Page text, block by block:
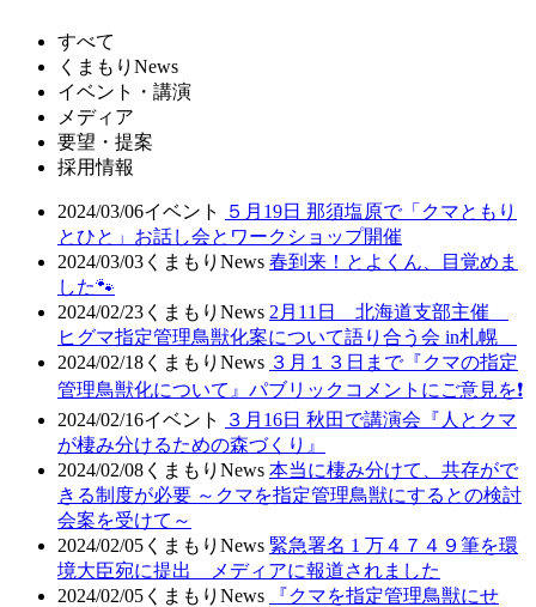
すべて
くまもりNews
イベント・講演
メディア
要望・提案
採用情報
2024/03/06イベント
５月19日 那須塩原で「クマともり
とひと」お話し会とワークショップ開催
2024/03/03 くまもりNews 春到来！とよくん、目覚めま
した🐾
2024/02/23 くまもりNews 2月11日 北海道支部主催
ヒグマ指定管理鳥獣化案について語り合う会 in札幌
2024/02/18 くまもりNews ３月１３日まで『クマの指定
管理鳥獣化について』パブリックコメントにご意見を❗
2024/02/16イベント
３月16日 秋田で講演会『人とクマ
が棲み分けるための森づくり』
2024/02/08 くまもりNews 本当に棲み分けて、共存がで
きる制度が必要 ～クマを指定管理鳥獣にするとの検討
会案を受けて～
2024/02/05 くまもりNews 緊急署名 1 万４７４９筆を環
境大臣宛に提出 メディアに報道されました
2024/02/05 くまもりNews
『クマを指定管理鳥獣にせ